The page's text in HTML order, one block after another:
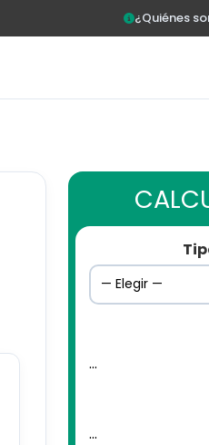
¿Quiénes
— Elegir —
...
...